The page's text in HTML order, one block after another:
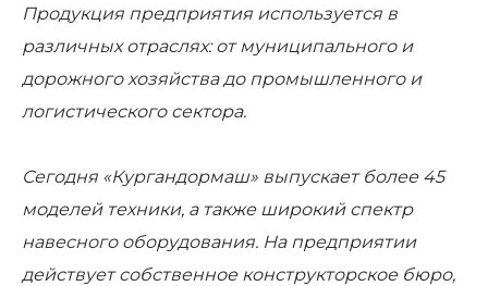
Продукция предприятия используется в
различных отраслях: от муниципального и
дорожного хозяйства до промышленного и
логистического сектора.
Сегодня «Кургандормаш» выпускает более 45
моделей техники, а также широкий спектр
навесного оборудования. На предприятии
действует собственное конструкторское бюро,